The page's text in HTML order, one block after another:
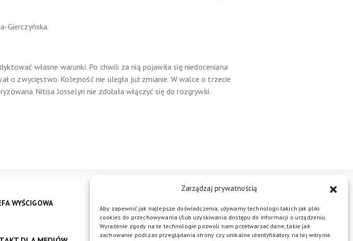
Zarządzaj prywatnością
Aby zapewnić jak najlepsze doświadczenia, używamy technologii takich jak pliki
cookies do przechowywania i/lub uzyskiwania dostępu do informacji o urządzeniu.
Wyrażenie zgody na te technologie pozwoli nam przetwarzać dane, takie jak
zachowanie podczas przeglądania strony czy unikalne identyfikatory na tej witrynie.
Gierczyńska.
własne warunki. Po chwili za nią pojawiła się niedoceniana
o zwycięstwo. Kolejność nie uległa już zmianie. W walce o trzecie
Nitisa Josselyn nie zdołała włączyć się do rozgrywki.
WYŚCIGOWA